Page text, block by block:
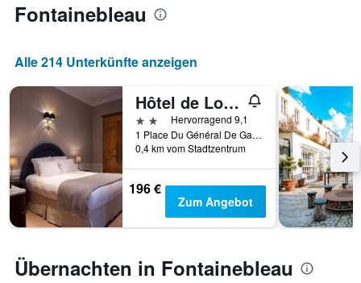
Aufenthaltsdatum
rückt.
Diagramm
hat
1
Achse,
die
die
Anzahl
der
Tage
vor
dem
Das
Fontainebleau
Alle 214 Unterkünfte anzeigen
Hôtel de Londres
2 SterneHervorragend 9,1
1 Place Du Général De Gaulle, Fontainebleau, Seine-et-Marne, Frankreich
0,4 km vom Stadtzentrum
196 €
Zum Angebot
Übernachten in Fontainebleau